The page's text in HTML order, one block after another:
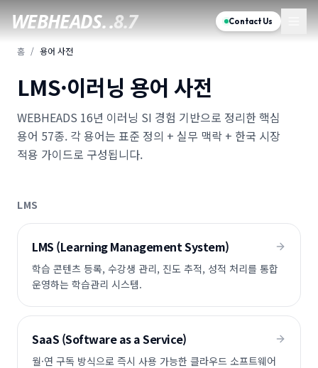
WEBHEADS..8.7 Contact Us
홈 / 용어 사전
LMS·이러닝 용어 사전
WEBHEADS 16년 이러닝 SI 경험 기반으로 정리한 핵심
용어 57종. 각 용어는 표준 정의 + 실무 맥락 + 한국 시장
적용 가이드로 구성됩니다.
LMS
LMS (Learning Management System)
학습 콘텐츠 등록, 수강생 관리, 진도 추적, 성적 처리를 통합
운영하는 학습관리 시스템.
SaaS (Software as a Service)
월·연 구독 방식으로 즉시 사용 가능한 클라우드 소프트웨어